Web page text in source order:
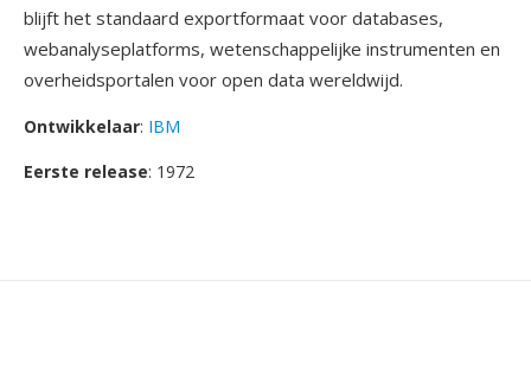
blijft het standaard exportformaat voor databases,
webanalyseplatforms, wetenschappelijke instrumenten en
overheidsportalen voor open data wereldwijd.
Ontwikkelaar: IBM
Eerste release: 1972